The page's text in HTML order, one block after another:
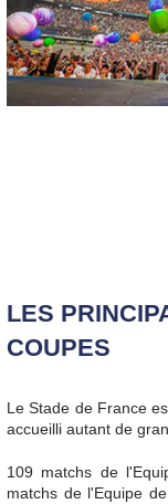
LES
COUPES
Le Stade de France
accueilli autant de
109 matchs de
matchs de l'Equipe